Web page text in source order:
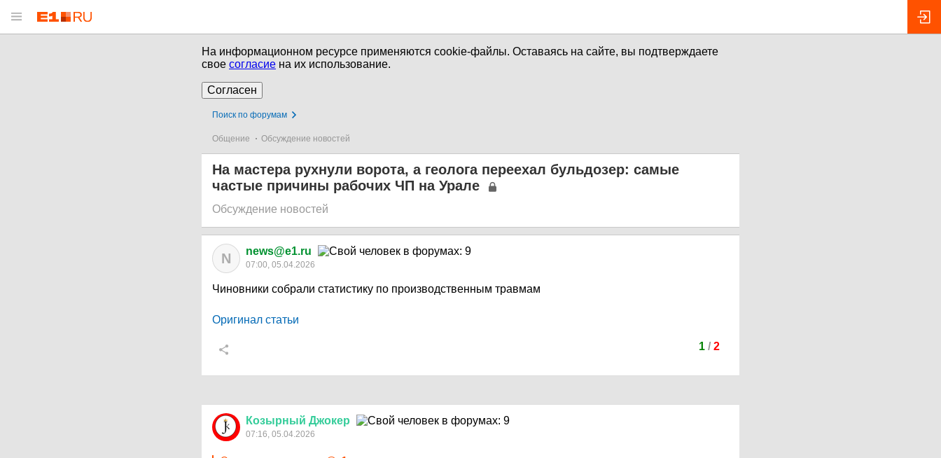
На информационном ресурсе применяются cookie-файлы. Оставаясь на сайте, вы подтверждаете
свое согласие на их использование.
Согласен
Поиск по форумам
Общение Обсуждение новостей
На мастера рухнули ворота, а геолога переехал бульдозер: самые
частые причины рабочих ЧП на Урале
Обсуждение новостей
N news@e1.ru
07:00, 05.04.2026
Чиновники собрали статистику по производственным травмам
Оригинал статьи
1/ 2
Козырный Джокер
07:16, 05.04.2026